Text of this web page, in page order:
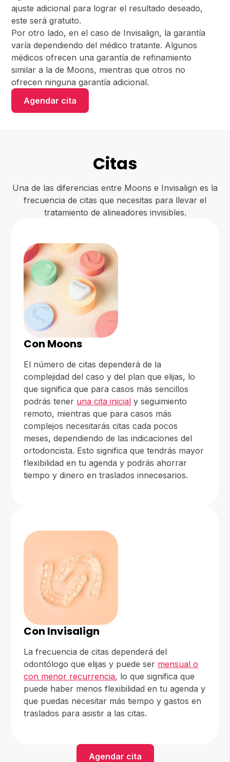
ajuste adicional para lograr el resultado deseado,
este será gratuito.
Por otro lado, en el caso de Invisalign, la garantía
varía dependiendo del médico tratante. Algunos
médicos ofrecen una garantía de refinamiento
similar a la de Moons, mientras que otros no
ofrecen ninguna garantía adicional.
Agendar cita
Citas
Una de las diferencias entre Moons e Invisalign es la
frecuencia de citas que necesitas para llevar el
tratamiento de alineadores invisibles.
Con Moons
El número de citas dependerá de la
complejidad del caso y del plan que elijas, lo
que significa que para casos más sencillos
podrás tener una cita inicial y seguimiento
remoto, mientras que para casos más
complejos necesitarás citas cada pocos
meses, dependiendo de las indicaciones del
ortodoncista. Esto significa que tendrás mayor
flexibilidad en tu agenda y podrás ahorrar
tiempo y dinero en traslados innecesarios.
Con Invisalign
La frecuencia de citas dependerá del
odontólogo que elijas y puede ser mensual o
con menor recurrencia, lo que significa que
puede haber menos flexibilidad en tu agenda y
que puedas necesitar más tiempo y gastos en
traslados para asistir a las citas.
Agendar cita